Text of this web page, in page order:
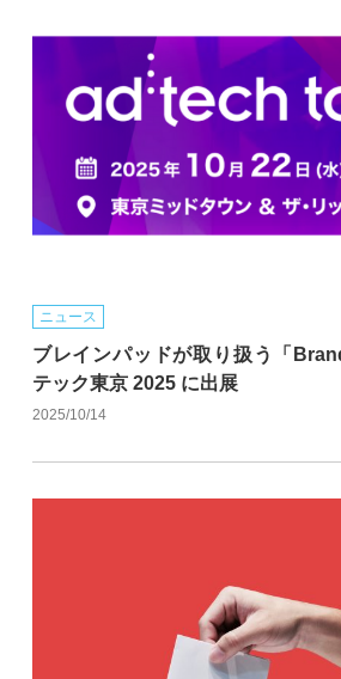
ニュース
ブレインパッドが取り扱う「
テック東京 2025 に出展
2025/10/14